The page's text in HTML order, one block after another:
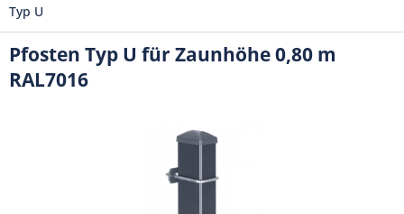
Typ U
Pfosten Typ U für Zaunhöhe 0,80 m
RAL7016